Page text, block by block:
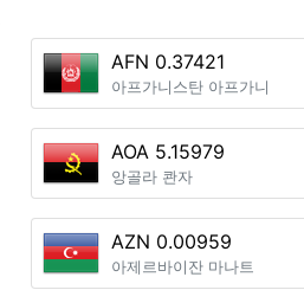
AFN 0.37421
아프가니스탄 아프가니
AOA 5.15979
앙골라 콴자
AZN 0.00959
아제르바이잔 마나트